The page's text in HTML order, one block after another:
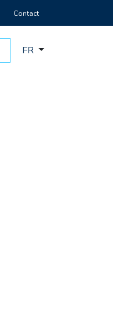
Contact
FR